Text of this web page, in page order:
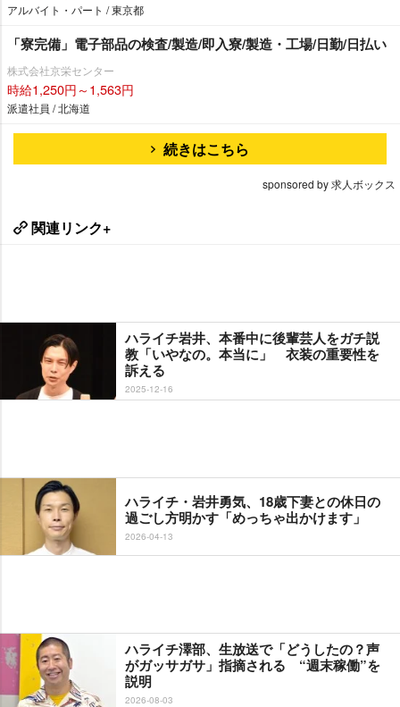
アルバイト・パート / 東京都
「寮完備」電子部品の検査/製造/即入寮/製造・工場/日勤/日払い
株式会社京栄センター
時給1,250円～1,563円
派遣社員 / 北海道
続きはこちら
sponsored by 求人ボックス
関連リンク+
ハライチ岩井、本番中に後輩芸人をガチ説
教「いやなの。本当に」 衣装の重要性を
訴える
2025-12-16
ハライチ・岩井勇気、18歳下妻との休日の
過ごし方明かす「めっちゃ出かけます」
2026-04-13
ハライチ澤部、生放送で「どうしたの？声
がガッサガサ」指摘される “週末稼働”を
説明
2026-08-03